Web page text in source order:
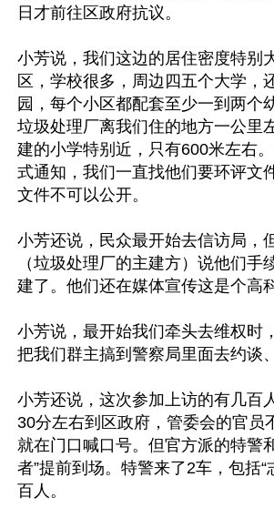
日才前往区政府抗议。
小芳说，我们这边的居住密度特别
区，学校很多，周边四五个大学，
园，每个小区都配套至少一到两个
垃圾处理厂离我们住的地方一公里
建的小学特别近，只有600米左右
式通知，我们一直找他们要环评文
文件不可以公开。
小芳还说，民众最开始去信访局，
（垃圾处理厂的主建方）说他们手
建了。他们还在媒体宣传这是个高
小芳说，最开始我们牵头去维权时
把我们群主搞到警察局里面去约谈
小芳还说，这次参加上访的有几百
30分左右到区政府，管委会的官员
就在门口喊口号。但官方派的特警
者”提前到场。特警来了2车，包括“
百人。